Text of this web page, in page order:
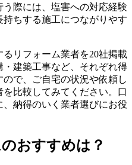
際には、塩害への対応経験
ちする施工につながりやす
リフォーム業者を20社掲載
建築工事など、それぞれ得
で、ご自宅の状況や依頼し
比較してみてください。口
納得のいく業者選びにお役
おすすめは？